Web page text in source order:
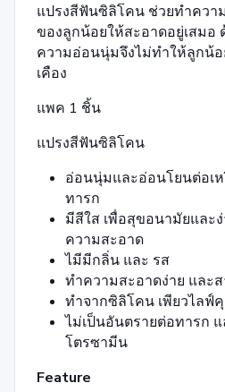
แปรงสีฟันซิลิโคน ช่วยทำคว
ของลูกน้อยให้สะอาดอยู่เสมอ
ความอ่อนนุ่มจึงไม่ทำให้ลูกน้
เคือง
แพค 1 ชิ้น
แปรงสีฟันซิลิโคน
อ่อนนุ่มและอ่อนโยนต่อเ
ทารก
มีสีใส เพื่อสุขอนามัยและ
ความสะอาด
ไมีมีกลิ่น และ รส
ทำความสะอาดง่าย และ
ทำจากซิลิโคน เพียวไลฟ์
ไม่เป็นอันตรายต่อทารก
โตรซามีน
Feature